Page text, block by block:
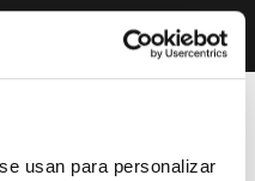
usan para personalizar